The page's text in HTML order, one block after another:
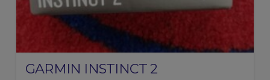
GARMIN INSTINCT 2